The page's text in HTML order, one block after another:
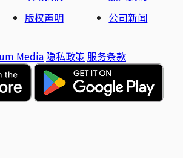
版权声明
公司新闻
Media 隐私政策 服务条款